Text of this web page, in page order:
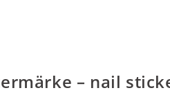
– nail